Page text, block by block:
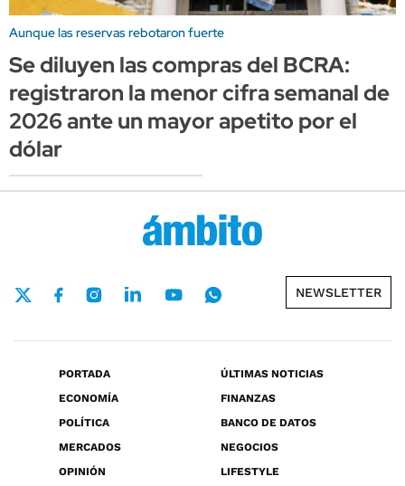
Aunque las reservas rebotaron fuerte
Se diluyen las compras del BCRA:
registraron la menor cifra semanal de
2026 ante un mayor apetito por el
dólar
NEWSLETTER
PORTADA
ÚLTIMAS NOTICIAS
ECONOMÍA
FINANZAS
POLÍTICA
BANCO DE DATOS
MERCADOS
NEGOCIOS
OPINIÓN
LIFESTYLE